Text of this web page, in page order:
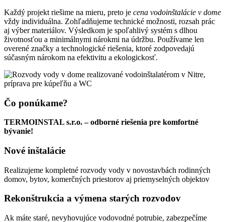
Každý projekt riešime na mieru, preto je cena vodoinštalácie v dome
vždy individuálna. Zohľadňujeme technické možnosti, rozsah prác
aj výber materiálov. Výsledkom je spoľahlivý systém s dlhou
životnosťou a minimálnymi nárokmi na údržbu. Používame len
overené značky a technologické riešenia, ktoré zodpovedajú
súčasným nárokom na efektivitu a ekologickosť.
Čo ponúkame?
TERMOINSTAL s.r.o. – odborné riešenia pre komfortné
bývanie!
Nové inštalácie
Realizujeme kompletné rozvody vody v novostavbách rodinných
domov, bytov, komerčných priestorov aj priemyselných objektov
Rekonštrukcia a výmena starých rozvodov
Ak máte staré, nevyhovujúce vodovodné potrubie, zabezpečíme